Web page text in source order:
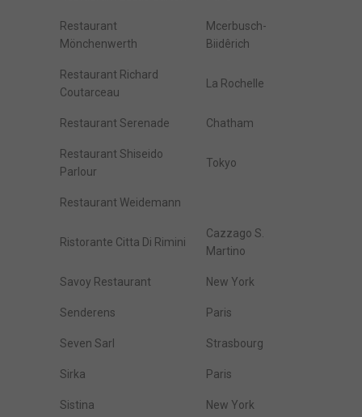
Restaurant
Mönchenwerth
Mcerbusch-
Biidêrich
Restaurant Richard
Coutarceau
La Rochelle
Restaurant Serenade Chatham
Restaurant Shiseido
Parlour
Tokyo
Restaurant Weidemann
Ristorante Citta Di Rimini
Cazzago S.
Martino
Savoy Restaurant New York
Senderens Paris
Seven Sarl Strasbourg
Sirka Paris
Sistina New York